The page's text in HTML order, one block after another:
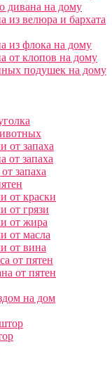
дивана на дому
из велюра и бархата
из флока на дому
от клопов на дому
подушек на дому
от запаха
от запаха
запаха
от краски
от грязи
от жира
от масла
от вина
от пятен
от пятен
на дом